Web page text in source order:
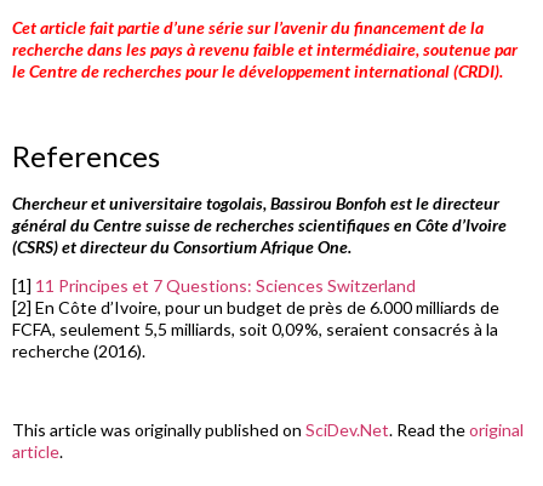
Cet article fait partie d’une série sur l’avenir du financement de la
recherche dans les pays à revenu faible et intermédiaire, soutenue par
le Centre de recherches pour le développement international (CRDI).
References
Chercheur et universitaire togolais, Bassirou Bonfoh est le directeur
général du Centre suisse de recherches scientifiques en Côte d’Ivoire
(CSRS) et directeur du Consortium Afrique One.
[1] 11 Principes et 7 Questions: Sciences Switzerland
[2] En Côte d’Ivoire, pour un budget de près de 6.000 milliards de
FCFA, seulement 5,5 milliards, soit 0,09%, seraient consacrés à la
recherche (2016).
This article was originally published on SciDev.Net. Read theoriginal
article.